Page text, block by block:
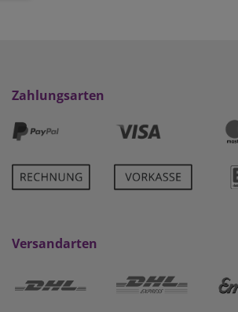
Zahlungsarten
Versandarten